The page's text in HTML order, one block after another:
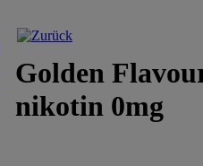
Golden
nikotin 0mg